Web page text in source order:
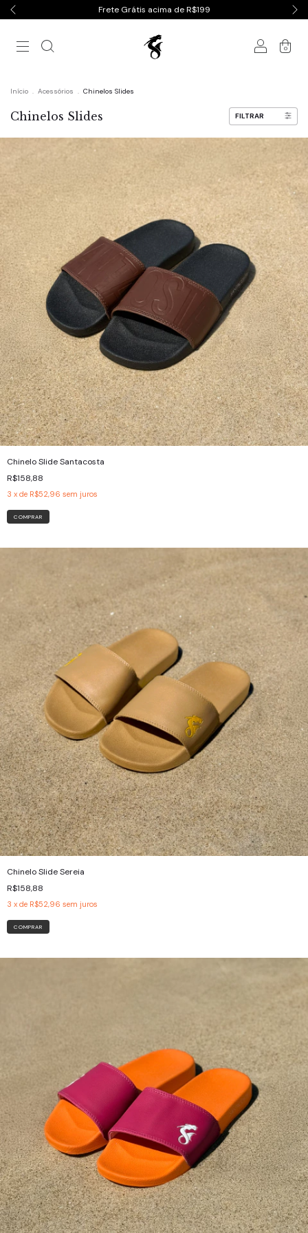
Frete Grátis acima de R$199
0
Início . Acessórios . Chinelos Slides
Chinelos Slides FILTRAR
Chinelo Slide Santacosta
R$158,88
3 x de R$52,96 sem juros
COMPRAR
Chinelo Slide Sereia
R$158,88
3 x de R$52,96 sem juros
COMPRAR